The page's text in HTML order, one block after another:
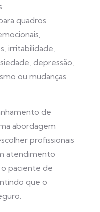
quadros
irritabilidade,
depressão,
ou mudanças
de
abordagem
profissionais
atendimento
paciente de
que o